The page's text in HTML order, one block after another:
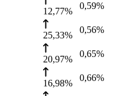
12,77%
0,59%
25,33%
0,56%
20,97%
0,65%
16,98%
0,66%